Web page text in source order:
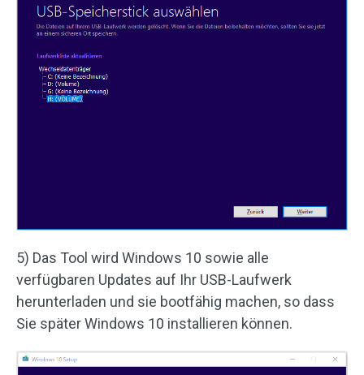
5) Das Tool wird Windows 10 sowie alle
verfügbaren Updates auf Ihr USB-Laufwerk
herunterladen und sie bootfähig machen, so dass
Sie später Windows 10 installieren können.